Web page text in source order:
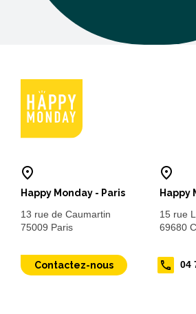
Happy Monday - Paris
13 rue de Caumartin
75009 Paris
Happy
15 rue
69680
Contactez-nous 04